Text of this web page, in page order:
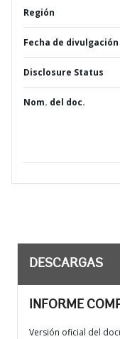
Región
Fecha de divulgación
Disclosure Status
Nom. del doc.
DESCARGAS
INFORME
Versión oficial del